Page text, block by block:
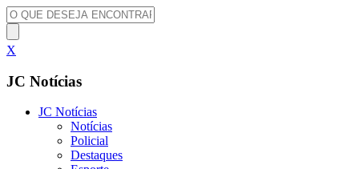
X
JC Notícias
JC Notícias
Notícias
Policial
Destaques